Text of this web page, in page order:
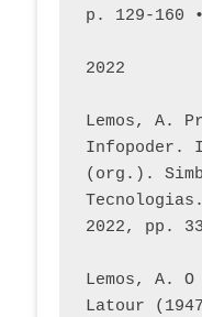
p. 129-160
2022
Lemos, A.
Infopoder.
(org.).
Tecnologias.
2022, pp.
Lemos, A. O
Latour